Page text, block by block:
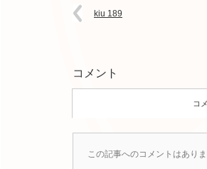
kiu 189
コメント
コ
この記事へのコメントはありま